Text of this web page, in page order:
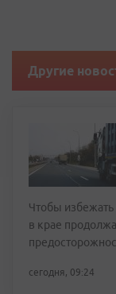
Другие
Чтобы избежать
в крае
сегодня, 09:24